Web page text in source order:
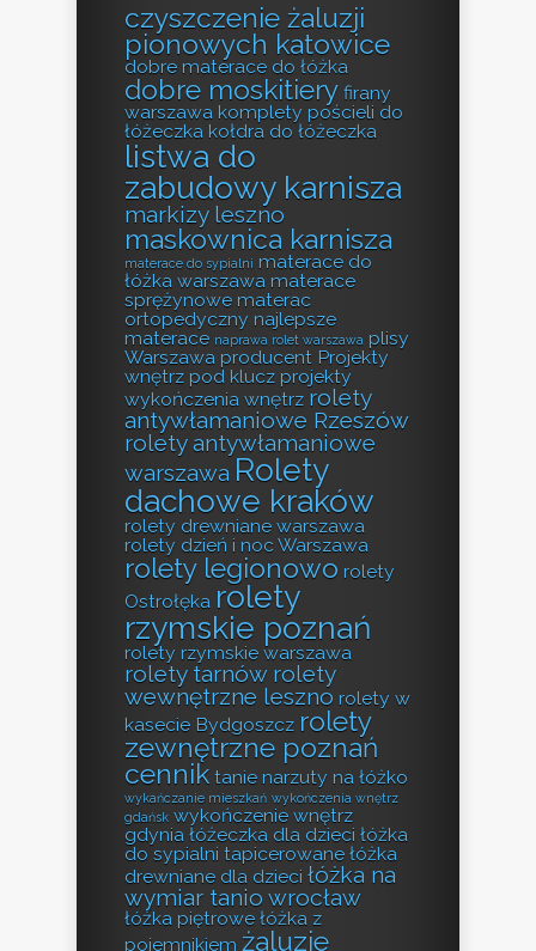
czyszczenie żaluzji
pionowych katowice
dobre materace do łóżka
dobre moskitiery firany
warszawa komplety pościeli do
łóżeczka kołdra do łóżeczka
listwa do
zabudowy karnisza
markizy leszno
maskownica karnisza
materace do sypialni materace do
łóżka warszawa materace
sprężynowe materac
ortopedyczny najlepsze
materace naprawa rolet warszawa plisy
Warszawa producent Projekty
wnętrz pod klucz projekty
wykończenia wnętrz rolety
antywłamaniowe Rzeszów
rolety antywłamaniowe
warszawa Rolety
dachowe kraków
rolety drewniane warszawa
rolety dzień i noc Warszawa
rolety legionowo rolety
Ostrołęka rolety
rzymskie poznań
rolety rzymskie warszawa
rolety tarnów rolety
wewnętrzne leszno rolety w
kasecie Bydgoszcz rolety
zewnętrzne poznań
cennik tanie narzuty na łóżko
wykańczanie mieszkań wykończenia wnętrz
gdańsk wykończenie wnętrz
gdynia łóżeczka dla dzieci łóżka
do sypialni tapicerowane łóżka
drewniane dla dzieci łóżka na
wymiar tanio wrocław
łóżka piętrowe łóżka z
pojemnikiem żaluzje